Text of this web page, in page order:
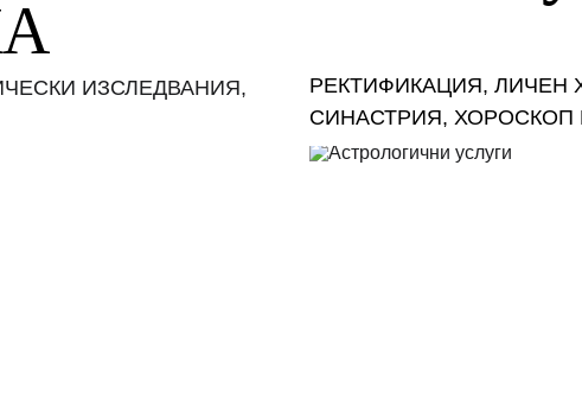
РЕКТИФИКАЦИЯ, ЛИЧЕН
СИНАСТРИЯ, ХОРОСКОП
ИЗСЛЕДВАНИЯ,